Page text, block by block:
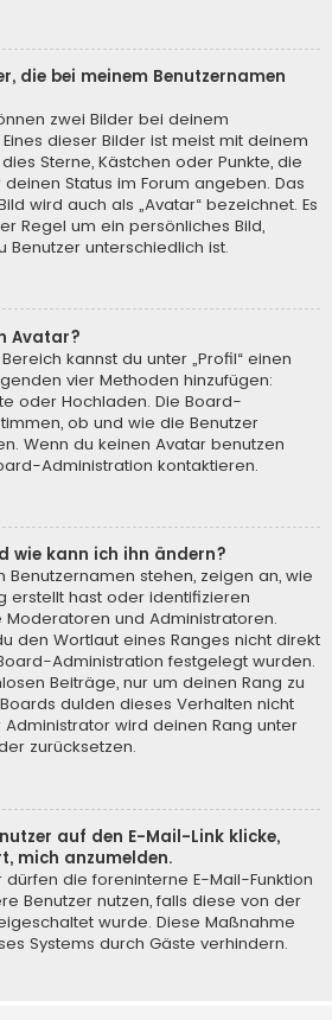
die bei meinem Benutzernamen
zwei Bilder bei deinem
dieser Bilder ist meist mit deinem
Sterne, Kästchen oder Punkte, die
Status im Forum angeben. Das
wird auch als „Avatar“ bezeichnet. Es
Regel um ein persönliches Bild,
Benutzer unterschiedlich ist.
Avatar?
kannst du unter „Profil“ einen
vier Methoden hinzufügen:
oder Hochladen. Die Board-
ob und wie die Benutzer
Wenn du keinen Avatar benutzen
Administration kontaktieren.
wie kann ich ihn ändern?
Benutzernamen stehen, zeigen an, wie
erstellt hast oder identifizieren
und Administratoren.
den Wortlaut eines Ranges nicht direkt
Administration festgelegt wurden.
Beiträge, nur um deinen Rang zu
dulden dieses Verhalten nicht
wird deinen Rang unter
zurücksetzen.
auf den E-Mail-Link klicke,
mich anzumelden.
dürfen die foreninterne E-Mail-Funktion
Benutzer nutzen, falls diese von der
wurde. Diese Maßnahme
Systems durch Gäste verhindern.